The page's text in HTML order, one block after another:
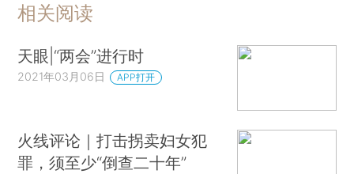
相关阅读
天眼|“两会”进行时
2021年03月06日 APP打开
火线评论｜打击拐卖妇女犯
罪，须至少“倒查二十年”